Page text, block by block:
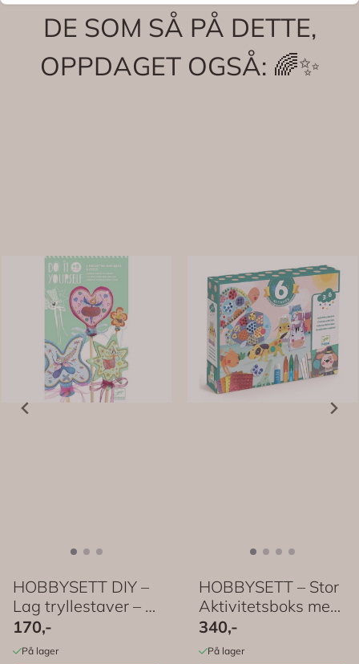
DE SOM SÅ PÅ DETTE,
OPPDAGET OGSÅ: 🌈✨
HOBBYSETT DIY –
Lag tryllestaver – 4
stk ...
170,-
På lager
HOBBYSETT – Stor
Aktivitetsboks med
dyr – Djeco
340,-
På lager